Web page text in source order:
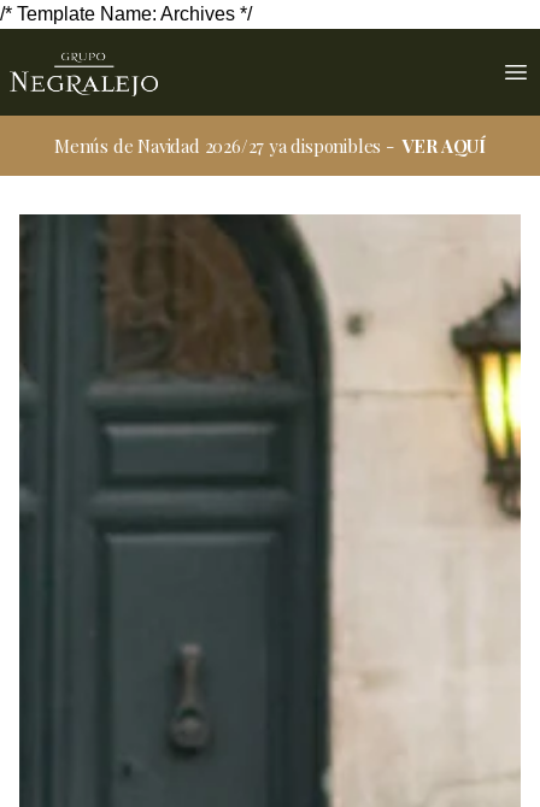
/* Template Name: Archives */
Menús de Navidad 2026/27 ya disponibles - VER AQUÍ